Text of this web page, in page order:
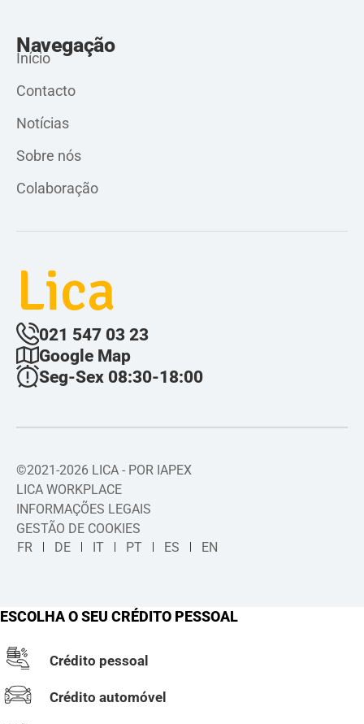
Navegação
Início
Contacto
Notícias
Sobre nós
Colaboração
Lica
021 547 03 23
Google Map
Seg-Sex 08:30-18:00
©2021-2026 LICA - POR IAPEX
LICA WORKPLACE
INFORMAÇÕES LEGAIS
GESTÃO DE COOKIES
FR
DE IT PT ES EN
ESCOLHA O SEU CRÉDITO PESSOAL
Crédito pessoal
Crédito automóvel